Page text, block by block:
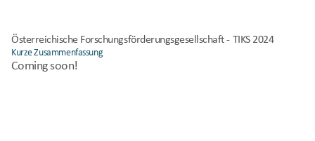
Österreichische Forschungsförderungsgesellschaft - TIKS 2024
Kurze Zusammenfassung
Coming soon!